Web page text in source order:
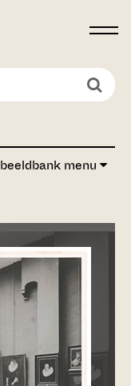
beeldbank menu